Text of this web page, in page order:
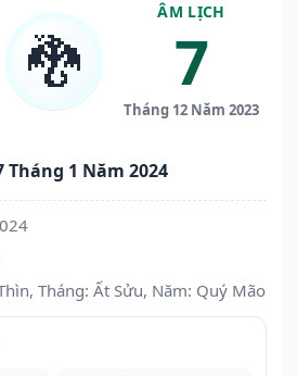
🐉
ÂM LỊCH
7
Tháng 12 Năm 2023
1 Năm 2024
Tháng: Ất Sửu, Năm: Quý Mão